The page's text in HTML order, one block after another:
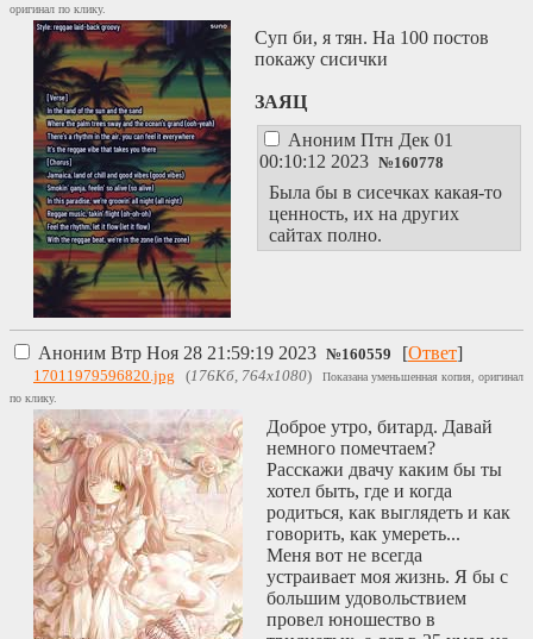
оригинал по клику.
Суп би, я тян. На 100 постов
покажу сисички
ЗАЯЦ
Аноним Птн Дек 01
00:10:12 2023 №160778
Была бы в сисечках какая-то
ценность, их на других
сайтах полно.
Аноним Втр Ноя 28 21:59:19 2023 №160559 [Ответ]
17011979596820.jpg (176Кб, 764x1080)
Показана уменьшенная копия, оригинал
по клику.
Доброе утро, битард. Давай
немного помечтаем?
Расскажи двачу каким бы ты
хотел быть, где и когда
родиться, как выглядеть и как
говорить, как умереть...
Меня вот не всегда
устраивает моя жизнь. Я бы с
большим удовольствием
провел юношество в